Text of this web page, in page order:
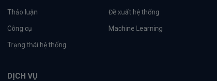
Thảo luận Đề xuất hệ thống
Công cụ Machine Learning
Trạng thái hệ thống
DỊCH VỤ